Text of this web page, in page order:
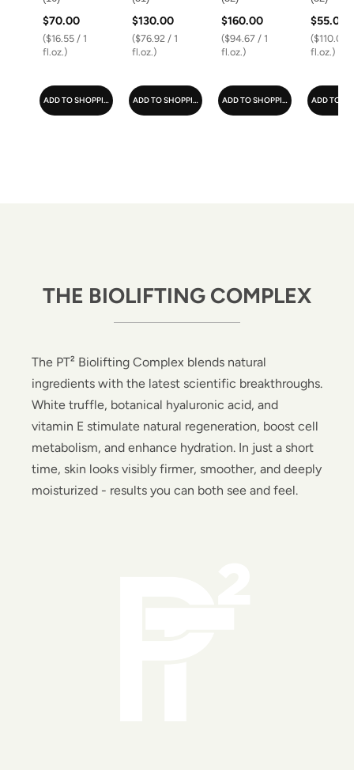
$70.00
($16.55 / 1
fl.oz.)
ADD TO SHOPPING CART
$130.00
($76.92 / 1
fl.oz.)
ADD TO SHOPPING CART
$160.00
($94.67 / 1
fl.oz.)
ADD TO SHOPPING CART
$55.00
($110.00
fl.oz.)
ADD TO
THE BIOLIFTING COMPLEX
The PT² Biolifting Complex blends natural
ingredients with the latest scientific breakthroughs.
White truffle, botanical hyaluronic acid, and
vitamin E stimulate natural regeneration, boost cell
metabolism, and enhance hydration. In just a short
time, skin looks visibly firmer, smoother, and deeply
moisturized - results you can both see and feel.